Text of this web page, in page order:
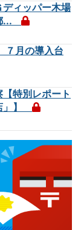
ィッパー木場
...
７月の導入台
特別レポート
」】